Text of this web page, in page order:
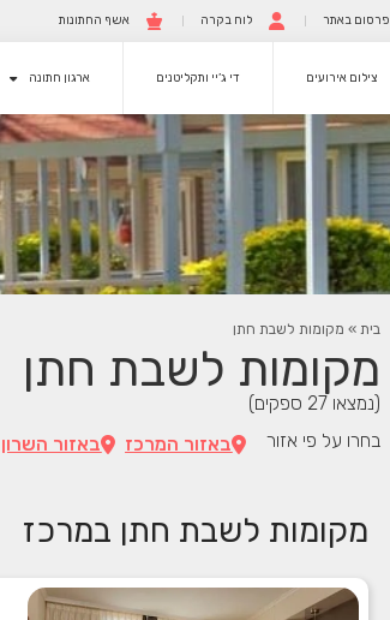
פרסום באתר לוח בקרה אשף החתונות
צילום אירועים די ג’יי ותקליטנים ארגון חתונה
בית» מקומות לשבת חתן
מקומות לשבת חתן
(נמצאו 27 ספקים)
בחרו על פי אזור
באזור המרכז באזור השרון
מקומות לשבת חתן במרכז